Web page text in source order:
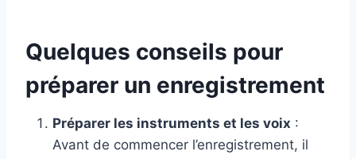
o
k
Quelques conseils pour
préparer un enregistrement
Préparer les instruments et les voix :
Avant de commencer l’enregistrement, il